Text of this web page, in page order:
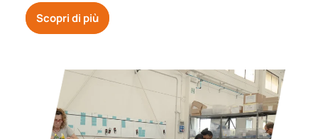
Scopri di più